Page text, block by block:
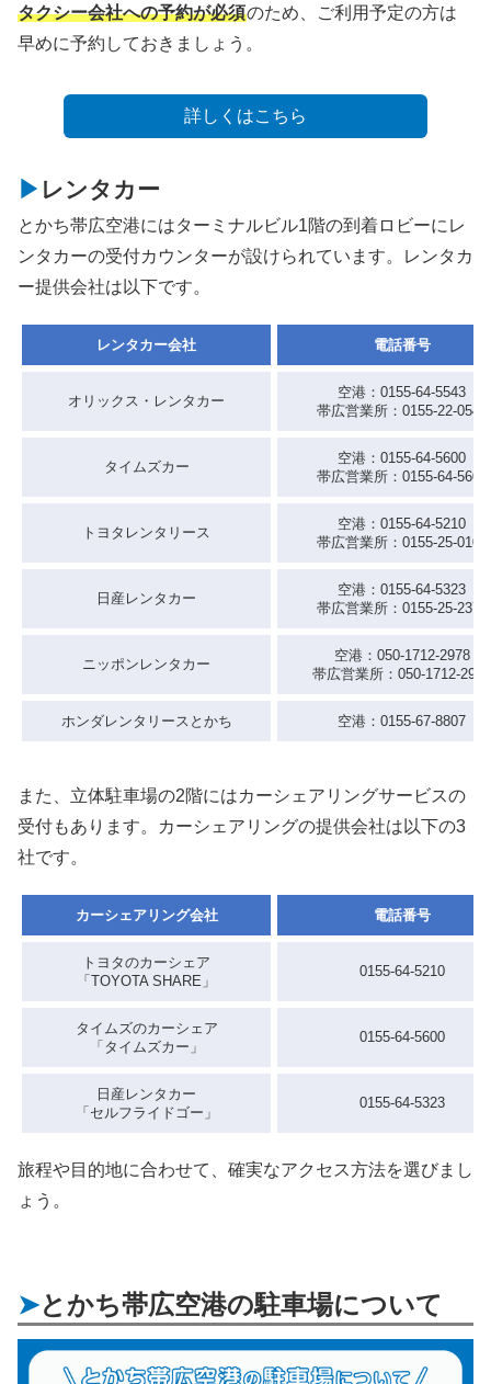
タクシー会社への予約が必須のため、ご利用予定の方は
早めに予約しておきましょう。
詳しくはこちら
レンタカー
とかち帯広空港にはターミナルビル1階の到着ロビーにレ
ンタカーの受付カウンターが設けられています。レンタカ
ー提供会社は以下です。
レンタカー会社 電話番号
オリックス・レンタカー
空港：0155-64-5543
帯広営業所：0155-22-0543
タイムズカー
空港：0155-64-5600
帯広営業所：0155-64-5600
トヨタレンタリース
空港：0155-64-5210
帯広営業所：0155-25-0100
日産レンタカー
空港：0155-64-5323
帯広営業所：0155-25-2370
ニッポンレンタカー
空港：050-1712-2978
帯広営業所：050-1712-2976
ホンダレンタリースとかち 空港：0155-67-8807
また、立体駐車場の2階にはカーシェアリングサービスの
受付もあります。カーシェアリングの提供会社は以下の3
社です。
カーシェアリング会社 電話番号
トヨタのカーシェア
「TOYOTA SHARE」
0155-64-5210
タイムズのカーシェア
「タイムズカー」
0155-64-5600
日産レンタカー
「セルフライドゴー」
0155-64-5323
旅程や目的地に合わせて、確実なアクセス方法を選びまし
ょう。
とかち帯広空港の駐車場について